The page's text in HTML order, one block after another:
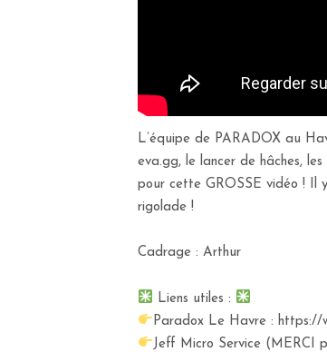
L’équipe de PARADOX au
eva.gg, le lancer de hâches,
pour cette GROSSE vidéo ! Il
rigolade !
Cadrage : Arthur
Liens utiles :
Paradox Le Havre : https://
Jeff Micro Service (MERCI